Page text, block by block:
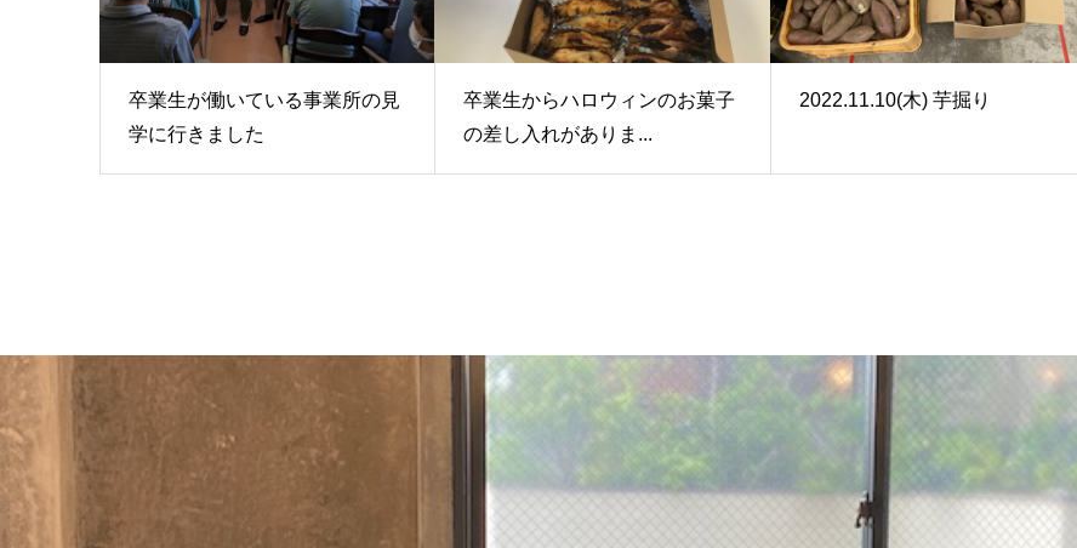
卒業生が働いている事業所の見
学に行きました
卒業生からハロウィンのお菓子
の差し入れがありま...
2022.11.10(木) 芋掘り